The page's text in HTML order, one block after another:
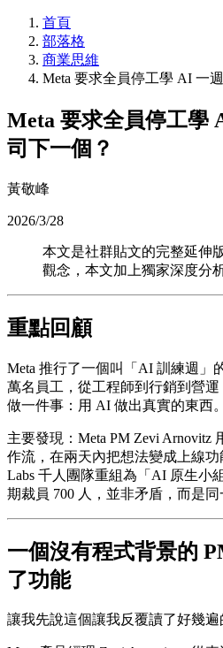
首頁
部落格
商業思維
Meta 要求全員停工學 AI 一
Meta 要求全員停工學
司下一個？
黃敬峰
2026/3/28
本文是社群貼文的完整延伸
觀念，本文加上獨家深度分
重點回顧
Meta 推行了一個叫「AI 訓練週」
萬名員工，從工程師到行銷到營
做一件事：用 AI 做出真實的東西。
主要發現：Meta PM Zevi Arnovitz
作流，在兩天內把想法變成上線
Labs 千人團隊重組為「AI 原生小
期裁員 700 人，並非矛盾，而是同
一個沒有程式背景的
了功能
讓我先說這個讓我反覆讀了好幾遍